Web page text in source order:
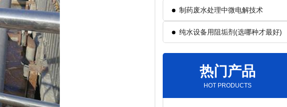
么处理)
制药废水处理中微电解技术
纯水设备用阻垢剂(选哪种才最好)
热门产品
HOT PRODUCTS